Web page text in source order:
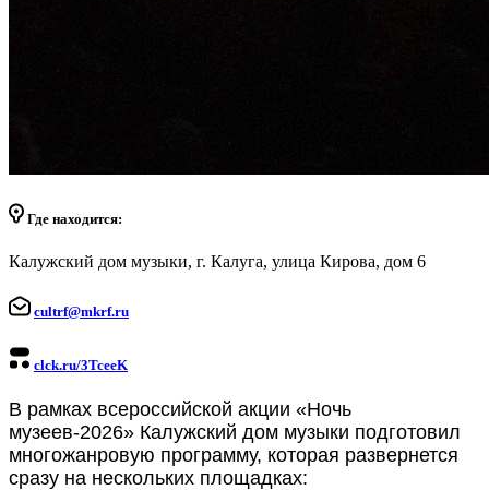
Где находится:
Калужский дом музыки, г. Калуга, улица Кирова, дом 6
cultrf@mkrf.ru
clck.ru/3TceeK
В рамках всероссийской акции «Ночь
музеев-2026» Калужский дом музыки подготовил
многожанровую программу, которая развернется
сразу на нескольких площадках: